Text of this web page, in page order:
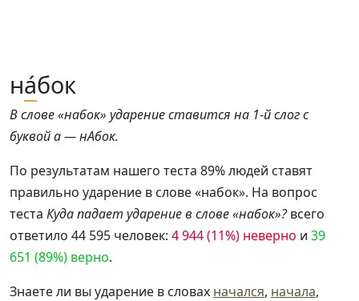
на́бок
В слове «набок» ударение ставится на 1-й слог с
буквой а — нАбок.
По результатам нашего теста 89% людей ставят
правильно ударение в слове «набок». На вопрос
теста Куда падает ударение в слове «набок»?всего
ответило 44 595 человек: 4 944 (11%) неверно и 39
651 (89%) верно.
Знаете ли вы ударение в словах начался, начала,